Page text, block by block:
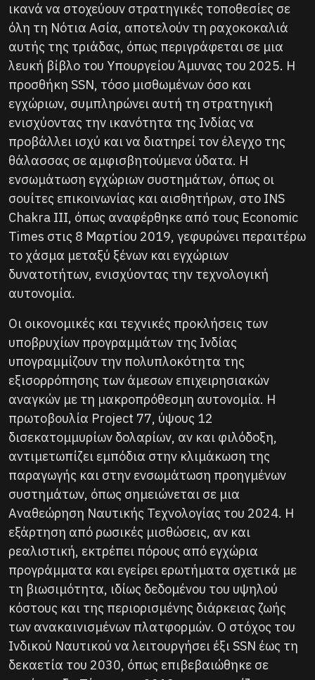
ικανά να στοχεύουν στρατηγικές τοποθεσίες σε
όλη τη Νότια Ασία, αποτελούν τη ραχοκοκαλιά
αυτής της τριάδας, όπως περιγράφεται σε μια
λευκή βίβλο του Υπουργείου Άμυνας του 2025. Η
προσθήκη SSN, τόσο μισθωμένων όσο και
εγχώριων, συμπληρώνει αυτή τη στρατηγική
ενισχύοντας την ικανότητα της Ινδίας να
προβάλλει ισχύ και να διατηρεί τον έλεγχο της
θάλασσας σε αμφισβητούμενα ύδατα. Η
ενσωμάτωση εγχώριων συστημάτων, όπως οι
σουίτες επικοινωνίας και αισθητήρων, στο INS
Chakra III, όπως αναφέρθηκε από τους Economic
Times στις 8 Μαρτίου 2019, γεφυρώνει περαιτέρω
το χάσμα μεταξύ ξένων και εγχώριων
δυνατοτήτων, ενισχύοντας την τεχνολογική
αυτονομία.
Οι οικονομικές και τεχνικές προκλήσεις των
υποβρυχίων προγραμμάτων της Ινδίας
υπογραμμίζουν την πολυπλοκότητα της
εξισορρόπησης των άμεσων επιχειρησιακών
αναγκών με τη μακροπρόθεσμη αυτονομία. Η
πρωτοβουλία Project 77, ύψους 12
δισεκατομμυρίων δολαρίων, αν και φιλόδοξη,
αντιμετωπίζει εμπόδια στην κλιμάκωση της
παραγωγής και στην ενσωμάτωση προηγμένων
συστημάτων, όπως σημειώνεται σε μια
Αναθεώρηση Ναυτικής Τεχνολογίας του 2024. Η
εξάρτηση από ρωσικές μισθώσεις, αν και
ρεαλιστική, εκτρέπει πόρους από εγχώρια
προγράμματα και εγείρει ερωτήματα σχετικά με
τη βιωσιμότητα, ιδίως δεδομένου του υψηλού
κόστους και της περιορισμένης διάρκειας ζωής
των ανακαινισμένων πλατφορμών. Ο στόχος του
Ινδικού Ναυτικού να λειτουργήσει έξι SSN έως τη
δεκαετία του 2030, όπως επιβεβαιώθηκε σε